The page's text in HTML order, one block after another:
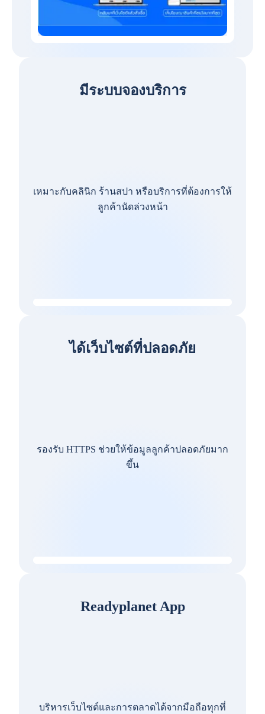
มีระบบจองบริการ
เหมาะกับคลินิก ร้านสปา หรือบริการที่ต้องการให้
ลูกค้านัดล่วงหน้า
ได้เว็บไซต์ที่ปลอดภัย
รองรับ HTTPS ช่วยให้ข้อมูลลูกค้าปลอดภัยมาก
ขึ้น
Readyplanet App
บริหารเว็บไซต์และการตลาดได้จากมือถือทุกที่